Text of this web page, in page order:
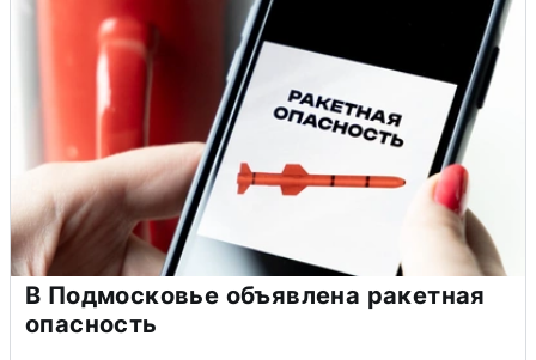
В Подмосковье объявлена ракетная
опасность